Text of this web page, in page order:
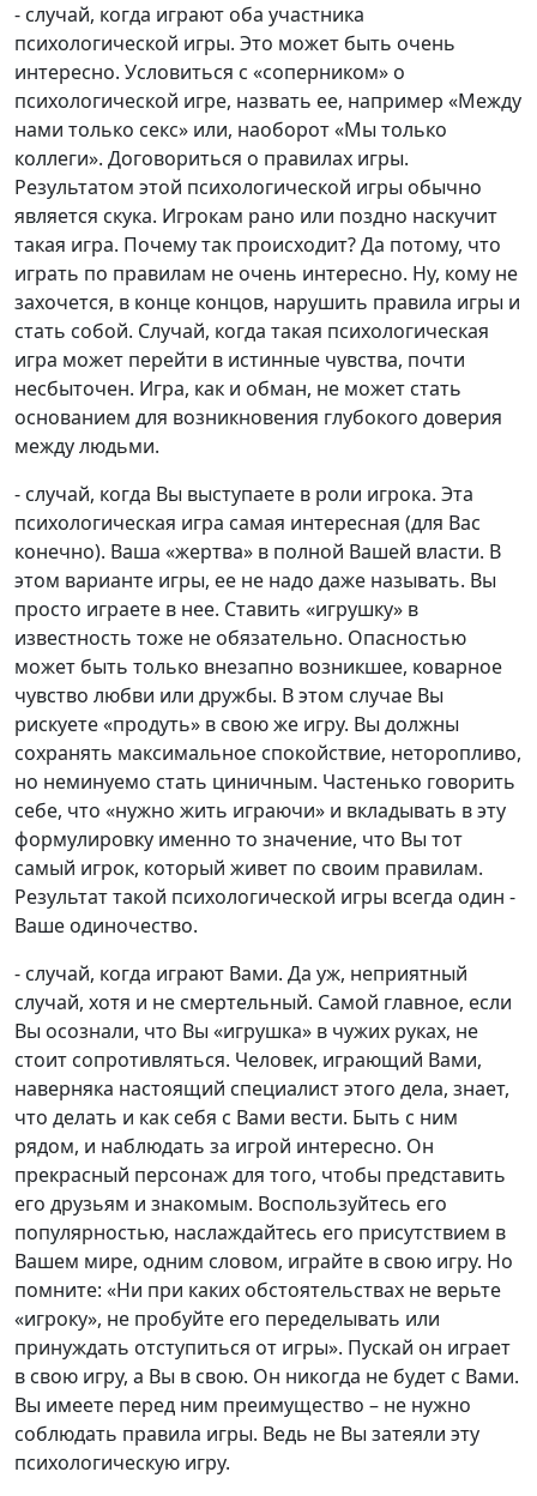
- случай, когда играют оба участника
психологической игры. Это может быть очень
интересно. Условиться с «соперником» о
психологической игре, назвать ее, например «Между
нами только секс» или, наоборот «Мы только
коллеги». Договориться о правилах игры.
Результатом этой психологической игры обычно
является скука. Игрокам рано или поздно наскучит
такая игра. Почему так происходит? Да потому, что
играть по правилам не очень интересно. Ну, кому не
захочется, в конце концов, нарушить правила игры и
стать собой. Случай, когда такая психологическая
игра может перейти в истинные чувства, почти
несбыточен. Игра, как и обман, не может стать
основанием для возникновения глубокого доверия
между людьми.
- случай, когда Вы выступаете в роли игрока. Эта
психологическая игра самая интересная (для Вас
конечно). Ваша «жертва» в полной Вашей власти. В
этом варианте игры, ее не надо даже называть. Вы
просто играете в нее. Ставить «игрушку» в
известность тоже не обязательно. Опасностью
может быть только внезапно возникшее, коварное
чувство любви или дружбы. В этом случае Вы
рискуете «продуть» в свою же игру. Вы должны
сохранять максимальное спокойствие, неторопливо,
но неминуемо стать циничным. Частенько говорить
себе, что «нужно жить играючи» и вкладывать в эту
формулировку именно то значение, что Вы тот
самый игрок, который живет по своим правилам.
Результат такой психологической игры всегда один -
Ваше одиночество.
- случай, когда играют Вами. Да уж, неприятный
случай, хотя и не смертельный. Самой главное, если
Вы осознали, что Вы «игрушка» в чужих руках, не
стоит сопротивляться. Человек, играющий Вами,
наверняка настоящий специалист этого дела, знает,
что делать и как себя с Вами вести. Быть с ним
рядом, и наблюдать за игрой интересно. Он
прекрасный персонаж для того, чтобы представить
его друзьям и знакомым. Воспользуйтесь его
популярностью, наслаждайтесь его присутствием в
Вашем мире, одним словом, играйте в свою игру. Но
помните: «Ни при каких обстоятельствах не верьте
«игроку», не пробуйте его переделывать или
принуждать отступиться от игры». Пускай он играет
в свою игру, а Вы в свою. Он никогда не будет с Вами.
Вы имеете перед ним преимущество – не нужно
соблюдать правила игры. Ведь не Вы затеяли эту
психологическую игру.